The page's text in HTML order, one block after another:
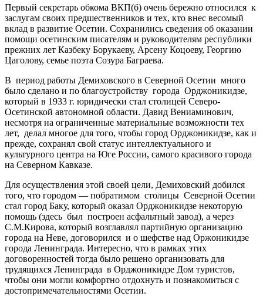
Первый секретарь обкома ВКП(б) очень бережно относился к
заслугам своих предшественников и тех, кто внес весомый
вклад в развитие Осетии. Сохранились сведения об оказании
помощи осетинским писателям и руководителям республики
прежних лет Казбеку Борукаеву, Арсену Коцоеву, Георгию
Цаголову, семье поэта Созура Баграева.
В период работы Демиховского в Северной Осетии много
было сделано и по благоустройству города Орджоникидзе,
который в 1933 г. юридически стал столицей Северо-
Осетинской автономной области. Давид Вениаминович,
несмотря на ограниченные материальные возможности тех
лет, делал многое для того, чтобы город Орджоникидзе, как и
прежде, сохранял свой статус интеллектуального и
культурного центра на Юге России, самого красивого города
на Северном Кавказе.
Для осуществления этой своей цели, Демиховский добился
того, что городом — побратимом столицы Северной Осетии
стал город Баку, который оказал Орджоникидзе некоторую
помощь (здесь был построен асфальтный завод), а через
С.М.Кирова, который возглавлял партийную организацию
города на Неве, договорился и о шефстве над Оржоникидзе
города Ленинграда. Интересно, что в рамках этих
договоренностей тогда было решено организовать для
трудящихся Ленинграда в Орджоникидзе Дом туристов,
чтобы они могли комфортно отдохнуть и познакомиться с
достопримечательностями Осетии.